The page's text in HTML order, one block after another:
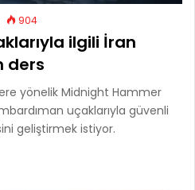
904
ilgili İran
ders
yönelik Midnight Hammer
uçaklarıyla güvenli
geliştirmek istiyor.